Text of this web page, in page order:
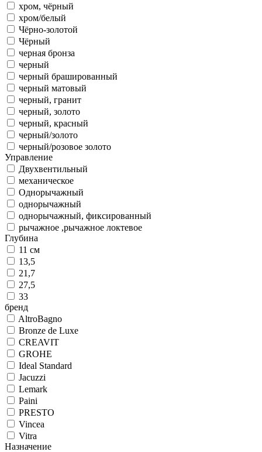
хром, чёрный
хром/белый
Чёрно-золотой
Чёрный
черная бронза
черный
черный брашированный
черный матовый
черный, гранит
черный, золото
черный, красный
черный/золото
черный/розовое золото
Управление
Двухвентильный
механическое
Однорычажный
однорычажный
однорычажный, фиксированный
рычажное ,рычажное локтевое
Глубина
11 см
13,5
21,7
27,5
33
бренд
AltroBagno
Bronze de Luxe
CREAVIT
GROHE
Ideal Standard
Jacuzzi
Lemark
Paini
PRESTO
Vincea
Vitra
Назначение